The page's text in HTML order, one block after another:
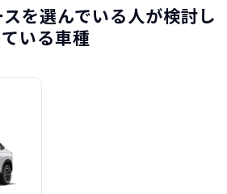
を選んでいる人が検討し
ている車種